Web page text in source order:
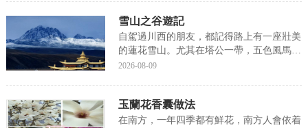
選擇正确道路提供科學思想指引，為構建人
類命運共同體...
雪山之谷遊記
自駕過川西的朋友，都記得路上有一座壯美
的蓮花雪山。尤其在塔公一帶，五色風馬旗
下，寺廟的金頂和潔白的雪山交相輝映，已
位于甘孜康定、道孚和丹巴三縣交界處，是
康巴藏區...
2026-08-09
玉蘭花香囊做法
在南方，一年四季都有鮮花，南方人會依着